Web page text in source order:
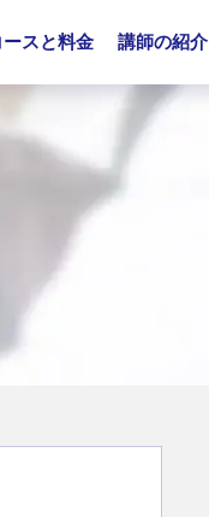
ースと料金 講師の紹介